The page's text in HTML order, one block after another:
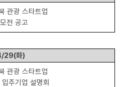
관광 스타트업
전 공고
29(화)
관광 스타트업
주기업 설명회